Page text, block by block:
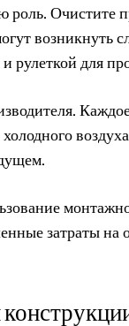
Очистите
возникнуть
рулеткой для
затраты на